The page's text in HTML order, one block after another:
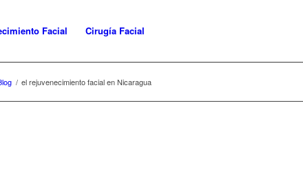
Facial Cirugía Facial
/ el rejuvenecimiento facial en Nicaragua